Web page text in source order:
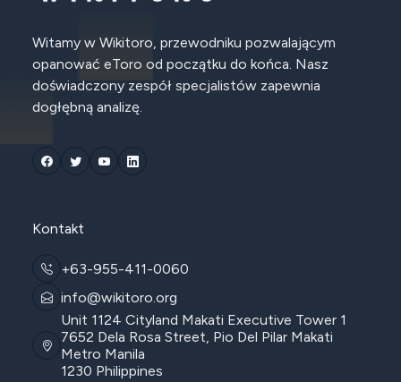
Witamy w Wikitoro, przewodniku pozwalającym
opanować eToro od początku do końca. Nasz
doświadczony zespół specjalistów zapewnia
dogłębną analizę.
Kontakt
+63-955-411-0060
info@wikitoro.org
Unit 1124 Cityland Makati Executive Tower 1
7652 Dela Rosa Street, Pio Del Pilar Makati
Metro Manila
1230 Philippines